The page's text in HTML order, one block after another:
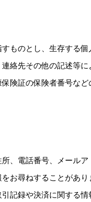
ものとし、生存する
絡先その他の記述等に
険証の保険者番号な
、電話番号、メール
お尋ねすることがあ
記録や決済に関する